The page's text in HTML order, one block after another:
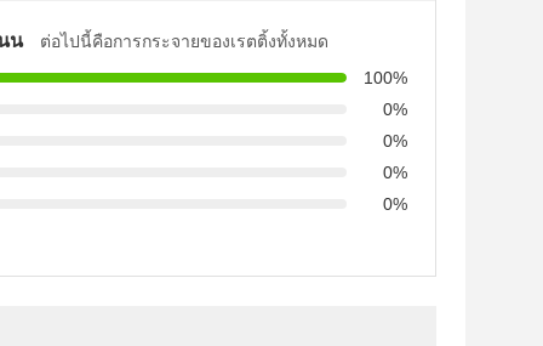
น
ต่อไปนี้คือการกระจายของเรตติ้งทั้งหมด
100%
0%
0%
0%
0%